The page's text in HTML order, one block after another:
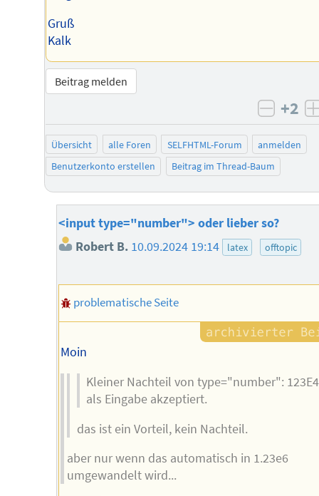
Gruß
Kalk
Beitrag melden
+2
Übersicht alle Foren SELFHTML-Forum
anmelden
Benutzerkonto erstellen
Beitrag im Thread-Baum
<input type="number"> oder lieber so?
Robert B. 10.09.2024 19:14 latex offtopic
problematische Seite
Moin
Kleiner Nachteil von type="number":
als Eingabe akzeptiert.
das ist ein Vorteil, kein Nachteil.
aber nur wenn das automatisch in 1.23e6
umgewandelt wird...